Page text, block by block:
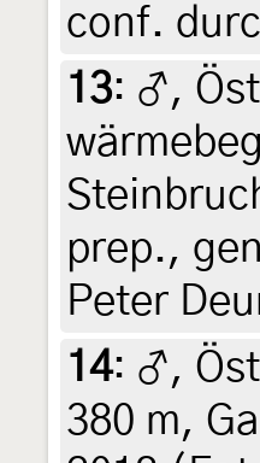
conf.
13: ♂,
prep.,
Peter
14: ♂,
380 m,